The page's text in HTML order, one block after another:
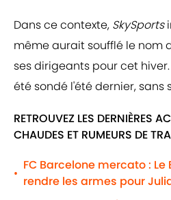
Dans ce contexte, SkySports
même aurait soufflé le nom
ses dirigeants pour cet
été sondé l'été dernier, sans
RETROUVEZ LES DERNIÈRES
CHAUDES ET RUMEURS DE
•
FC Barcelone mercato :
rendre les armes pour